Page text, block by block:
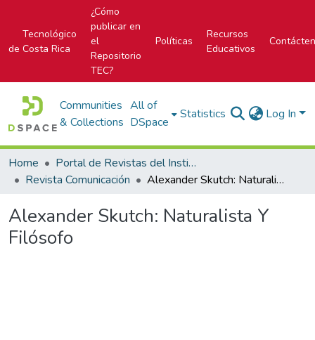
Tecnológico
de Costa Rica
¿Cómo
publicar en
el
Repositorio
TEC?
Políticas
Recursos
Educativos
Communities
& Collections
All of
DSpace
Statistics Log In
Home
Portal de Revistas del Instituto Tecnológico de Costa Rica
Revista Comunicación
Alexander Skutch: Naturalista Y Filósofo
Alexander Skutch: Naturalista Y
Filósofo